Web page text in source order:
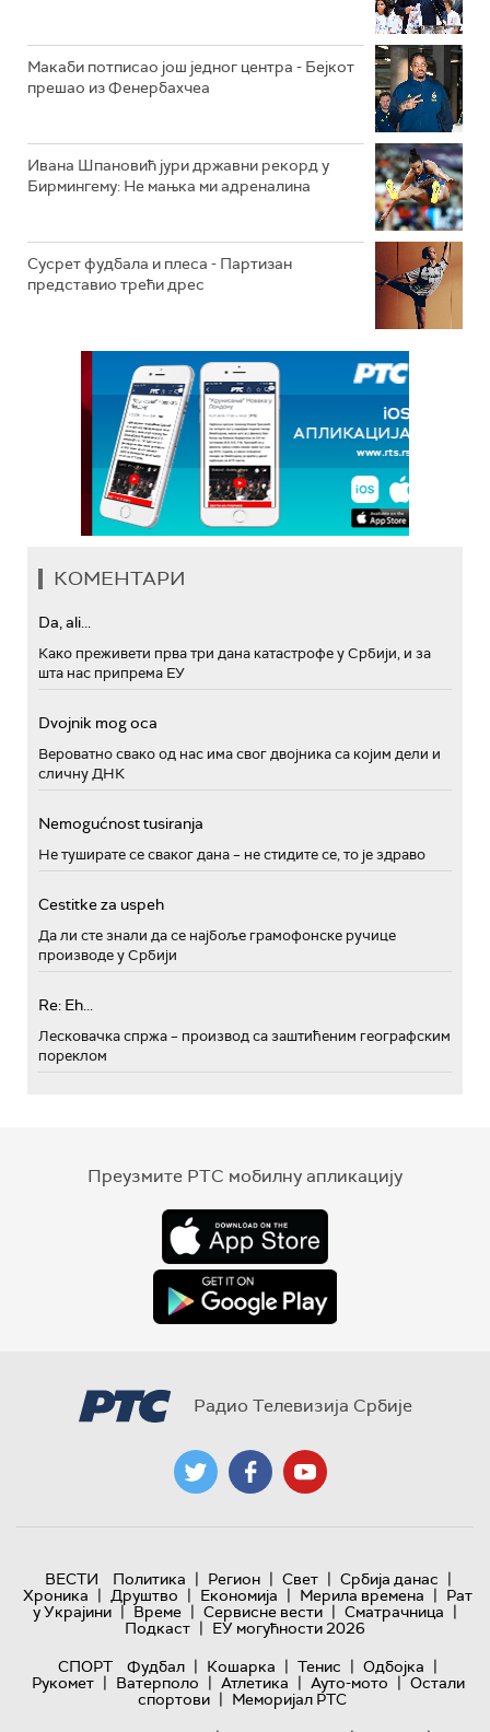
Макаби потписао још једног центра - Бејкот
прешао из Фенербахчеа
Ивана Шпановић јури државни рекорд у
Бирмингему: Не мањка ми адреналина
Сусрет фудбала и плеса - Партизан
представио трећи дрес
КОМЕНТАРИ
Da, ali...
Како преживети прва три дана катастрофе у Србији, и за
шта нас припрема ЕУ
Dvojnik mog oca
Вероватно свако од нас има свог двојника са којим дели и
сличну ДНК
Nemogućnost tusiranja
Не туширате се сваког дана – не стидите се, то је здраво
Cestitke za uspeh
Да ли сте знали да се најбоље грамофонске ручице
производе у Србији
Re: Eh...
Лесковачка спржа – производ са заштићеним географским
пореклом
Преузмите РТС мобилну апликацију
Радио Телевизија Србије
ВЕСТИ Политика | Регион | Свет | Србија данас |
Хроника | Друштво | Економија | Мерила времена | Рат
у Украјини | Време | Сервисне вести | Сматрачница |
Подкаст | ЕУ могућности 2026
СПОРТ
Фудбал | Кошарка | Тенис | Одбојка |
Рукомет | Ватерполо | Атлетика | Ауто-мото | Остали
спортови | Меморијал РТС